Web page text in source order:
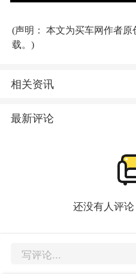
(声明： 本文为买车网作者
载。)
相关资讯
最新评论
还没有人评